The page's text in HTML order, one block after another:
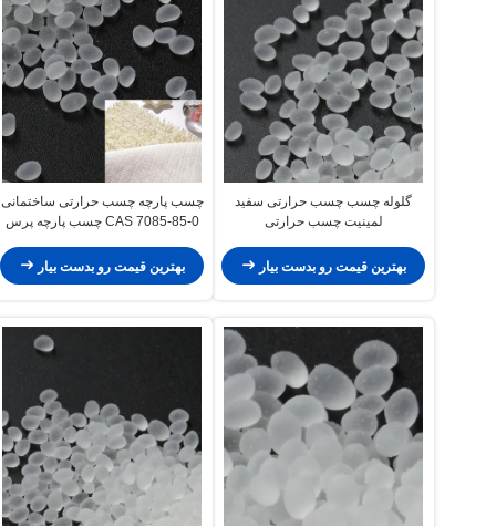
گلوله چسب چسب حرارتی سفید
لمینیت چسب حرارتی
بهترین قیمت رو بدست بیار
چسب پارچه چسب حرارتی ساختمانی
CAS 7085-85-0 چسب پارچه پرس
بهترین قیمت رو بدست بیار